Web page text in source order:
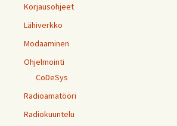
Korjausohjeet
Lähiverkko
Modaaminen
Ohjelmointi
CoDeSys
Radioamatööri
Radiokuuntelu